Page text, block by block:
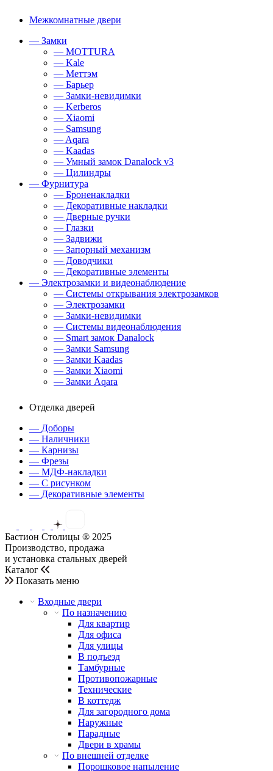
Межкомнатные двери
— Замки
— MOTTURA
— Kale
— Меттэм
— Барьер
— Замки-невидимки
— Kerberos
— Xiaomi
— Samsung
— Aqara
— Kaadas
— Умный замок Danalock v3
— Цилиндры
— Фурнитура
— Броненакладки
— Декоративные накладки
— Дверные ручки
— Глазки
— Задвижи
— Запорный механизм
— Доводчики
— Декоративные элементы
— Электрозамки и видеонаблюдение
— Системы открывания электрозамков
— Электрозамки
— Замки-невидимки
— Системы видеонаблюдения
— Smart замок Danalock
— Замки Samsung
— Замки Kaadas
— Замки Xiaomi
— Замки Aqara
Отделка дверей
— Доборы
— Наличники
— Карнизы
— Фрезы
— МДФ-накладки
— С рисунком
— Декоративные элементы
Бастион Столицы ® 2025
Производство, продажа
и установка стальных дверей
Каталог
Показать меню
Входные двери
По назначению
Для квартир
Для офиса
Для улицы
В подъезд
Тамбурные
Противопожарные
Технические
В коттедж
Для загородного дома
Наружные
Парадные
Двери в храмы
По внешней отделке
Порошковое напыление